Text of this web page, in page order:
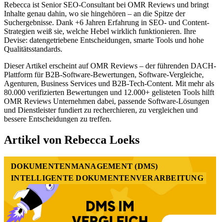
Rebecca ist Senior SEO-Consultant bei OMR Reviews und bringt
Inhalte genau dahin, wo sie hingehören – an die Spitze der
Suchergebnisse. Dank +6 Jahren Erfahrung in SEO- und Content-
Strategien weiß sie, welche Hebel wirklich funktionieren. Ihre
Devise: datengetriebene Entscheidungen, smarte Tools und hohe
Qualitätsstandards.
Dieser Artikel erscheint auf OMR Reviews – der führenden DACH-
Plattform für B2B-Software-Bewertungen, Software-Vergleiche,
Agenturen, Business Services und B2B-Tech-Content. Mit mehr als
80.000 verifizierten Bewertungen und 12.000+ gelisteten Tools hilft
OMR Reviews Unternehmen dabei, passende Software-Lösungen
und Dienstleister fundiert zu recherchieren, zu vergleichen und
bessere Entscheidungen zu treffen.
Artikel von Rebecca Loeks
DOKUMENTENMANAGEMENT (DMS)
INTELLIGENTE DOKUMENTENVERARBEITUNG